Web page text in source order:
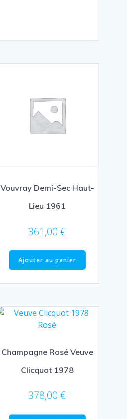
Vouvray Demi-Sec Haut-
Lieu 1961
361,00€
Ajouter au panier
Champagne Rosé Veuve
Clicquot 1978
378,00€